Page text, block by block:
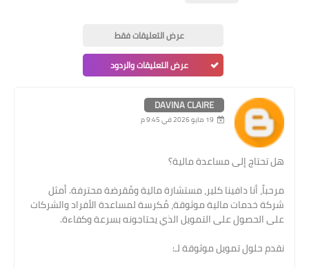
عرض التعليقات فقط
عرض التعليقات والردود
DAVINA CLAIRE
19 مايو 2026 في 9:45 م
هل تحتاج إلى مساعدة مالية؟
مرحباً، أنا دافينا كلير، مستشارة مالية ومُقرضة محترفة. أمثل
شركة خدمات مالية موثوقة، مُكرسة لمساعدة الأفراد والشركات
على الحصول على التمويل الذي يحتاجونه بسرعة وكفاءة.
نقدم حلول تمويل موثوقة لـ: